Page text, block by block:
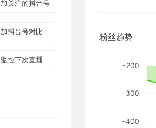
加关注的抖音号
加抖音号对比
监控下次直播
粉丝趋势